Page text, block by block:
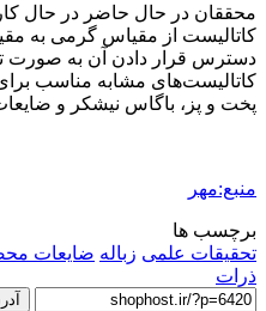
محققان در حال حاضر در حال
کاتالیست از مقیاس گرمی به
دسترس قرار دادن آن به صورت
کاتالیست‌های مشابه مناسب
پخت و پز، باگاس نیشکر و
منبع:مهر
برچسب ها
تحقیقات علمی زباله ضایعات
ذرات